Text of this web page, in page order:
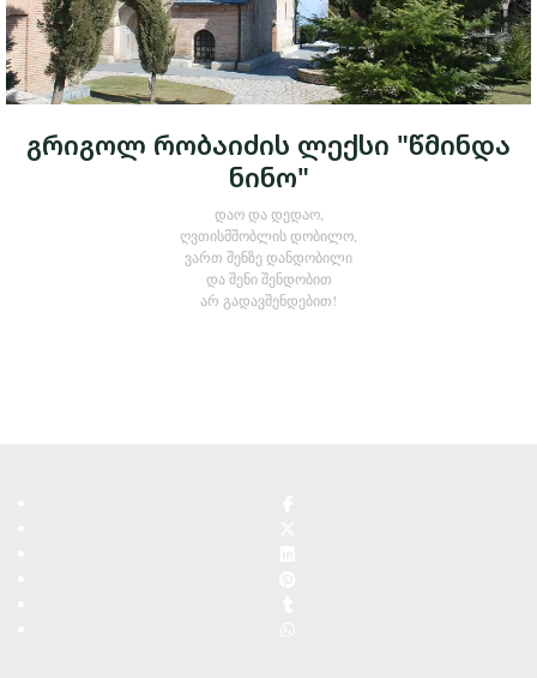
გრიგოლ რობაიძის ლექსი "წმინდა
ნინო"
დაო და დედაო,
ღვთისმშობლის დობილო,
ვართ შენზე დანდობილი
და შენი შენდობით
არ გადავშენდებით!